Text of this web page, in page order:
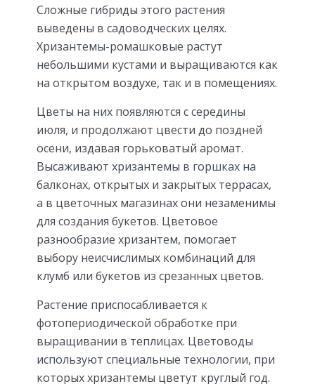
Сложные гибриды этого растения
выведены в садоводческих целях.
Хризантемы-ромашковые растут
небольшими кустами и выращиваются как
на открытом воздухе, так и в помещениях.
Цветы на них появляются с середины
июля, и продолжают цвести до поздней
осени, издавая горьковатый аромат.
Высаживают хризантемы в горшках на
балконах, открытых и закрытых террасах,
а в цветочных магазинах они незаменимы
для создания букетов. Цветовое
разнообразие хризантем, помогает
выбору неисчислимых комбинаций для
клумб или букетов из срезанных цветов.
Растение приспосабливается к
фотопериодической обработке при
выращивании в теплицах. Цветоводы
используют специальные технологии, при
которых хризантемы цветут круглый год.